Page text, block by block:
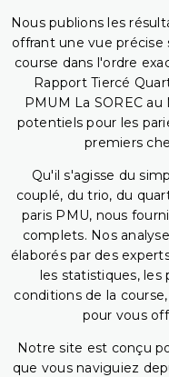
Nous publions les
offrant une vue précise
course dans l'ordre
Rapport Tiercé
PMUM La SOREC
potentiels pour les
premiers
Qu'il s'agisse du
couplé, du trio, du
paris PMU, nous
complets. Nos
élaborés par des
les statistiques,
conditions de la
pour vous
Notre site est conçu
que vous naviguiez